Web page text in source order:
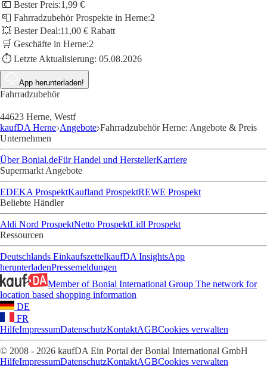
💶 Bester Preis:1,99 €
📮 Fahrradzubehör Prospekte in Herne:2
💥 Bester Deal:11,00 € Rabatt
🛒 Geschäfte in Herne:2
⏱️ Letzte Aktualisierung: 05.08.2026
App herunterladen!
Fahrradzubehör
44623 Herne, Westf
kaufDA Herne Angebote Fahrradzubehör Herne: Angebote & Preis
Unternehmen
Über Bonial.deFür Handel und HerstellerKarriere
Supermarkt Angebote
EDEKA ProspektKaufland ProspektREWE Prospekt
Beliebte Händler
Aldi Nord ProspektNetto ProspektLidl Prospekt
Ressourcen
Deutschlands EinkaufszettelkaufDA InsightsApp
herunterladenPressemeldungen
Member of Bonial International Group The network for
location based shopping information
DE
FR
HilfeImpressumDatenschutzKontaktAGBCookies verwalten
© 2008 - 2026 kaufDA Ein Portal der Bonial International GmbH
HilfeImpressumDatenschutzKontaktAGBCookies verwalten